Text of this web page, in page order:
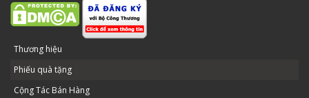
Thương hiệu
Phiếu quà tặng
Cộng Tác Bán Hàng